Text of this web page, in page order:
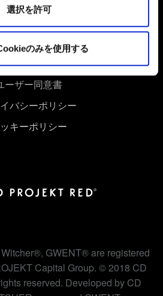
ニューでご確認ください。
選択を許可
のみを使用する
ーザー同意書
バシーポリシー
キーポリシー
GWENT® are registered
Capital Group. © 2018 CD
reserved. Developed by CD